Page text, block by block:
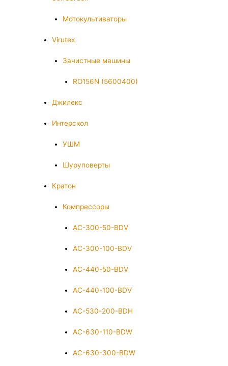
Мотокультиваторы
Virutex
Зачистные машины
RO156N (5600400)
Джилекс
Интерскол
УШМ
Шуруповерты
Кратон
Компрессоры
AC-300-50-BDV
AC-300-100-BDV
AC-440-50-BDV
AC-440-100-BDV
AC-530-200-BDH
AC-630-110-BDW
AC-630-300-BDW